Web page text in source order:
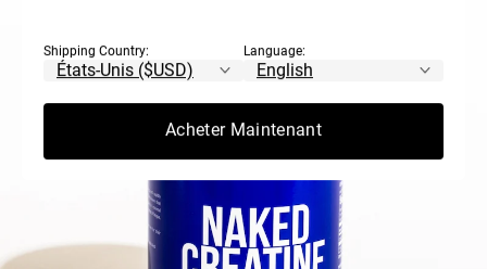
Shipping Country: Language:
Acheter Maintenant